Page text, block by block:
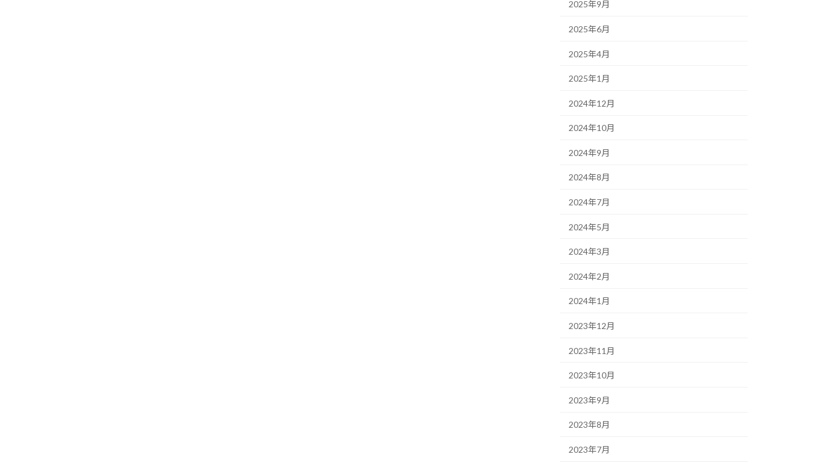
2025年9月
2025年6月
2025年4月
2025年1月
2024年12月
2024年10月
2024年9月
2024年8月
2024年7月
2024年5月
2024年3月
2024年2月
2024年1月
2023年12月
2023年11月
2023年10月
2023年9月
2023年8月
2023年7月